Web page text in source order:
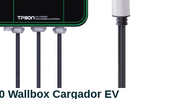
Wallbox Cargador EV